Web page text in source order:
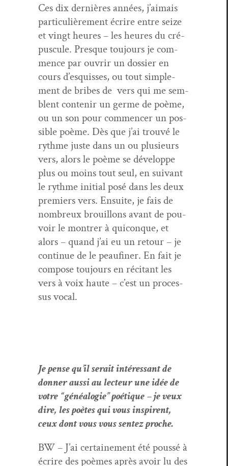
Ces dix dernières années, j’aimais
par­ti­c­ulière­ment écrire entre seize
et vingt heures – les heures du cré­
pus­cule. Presque tou­jours je com­
mence par ouvrir un dossier en
cours d’esquiss­es, ou tout sim­ple­
ment de bribes de vers qui me sem­
blent con­tenir un germe de poème,
ou un son pour com­mencer un pos­
si­ble poème. Dès que j’ai trou­vé le
rythme juste dans un ou plusieurs
vers, alors le poème se développe
plus ou moins tout seul, en suiv­ant
le rythme ini­tial posé dans les deux
pre­miers vers. Ensuite, je fais de
nom­breux brouil­lons avant de pou­
voir le mon­tr­er à quiconque, et
alors – quand j’ai eu un retour – je
con­tin­ue de le peaufin­er. En fait je
com­pose tou­jours en réc­i­tant les
vers à voix haute – c’est un proces­
sus vocal.
Je pense qu’il serait intéres­sant de
don­ner aus­si au lecteur une idée de
votre “généalo­gie” poé­tique – je veux
dire, les poètes qui vous inspirent,
ceux dont vous vous sen­tez proche.
BW – J’ai cer­taine­ment été poussé à
écrire des poèmes après avoir lu des